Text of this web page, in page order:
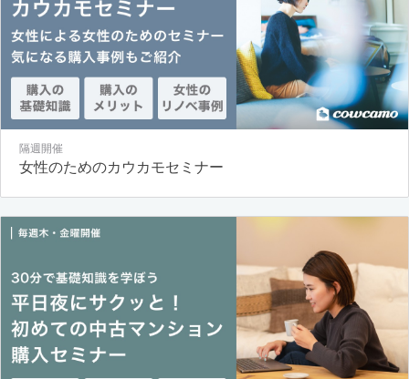
隔週開催
女性のためのカウカモセミナー